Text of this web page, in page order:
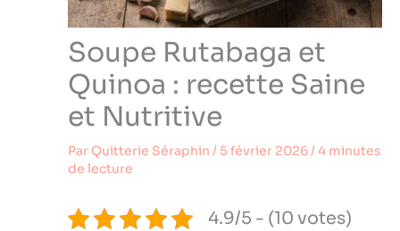
Soupe Rutabaga et
Quinoa : recette Saine
et Nutritive
Par Quitterie Séraphin / 5 février 2026/4 minutes
de lecture
4.9/5 - (10 votes)